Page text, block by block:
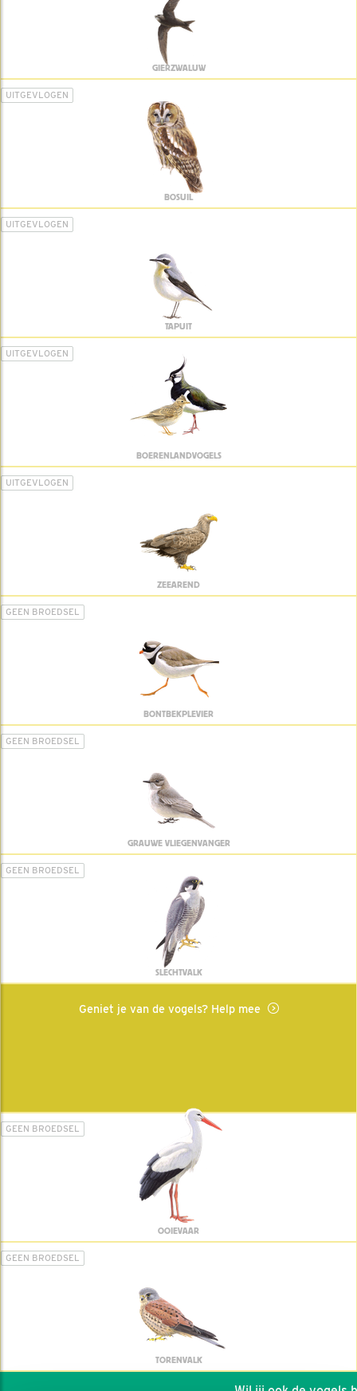
GIERZWALUW
UITGEVLOGEN
BOSUIL
UITGEVLOGEN
TAPUIT
UITGEVLOGEN
BOERENLANDVOGELS
UITGEVLOGEN
ZEEAREND
GEEN BROEDSEL
BONTBEKPLEVIER
GEEN BROEDSEL
GRAUWE VLIEGENVANGER
GEEN BROEDSEL
SLECHTVALK
Geniet je van de vogels? Help mee
GEEN BROEDSEL
OOIEVAAR
GEEN BROEDSEL
TORENVALK